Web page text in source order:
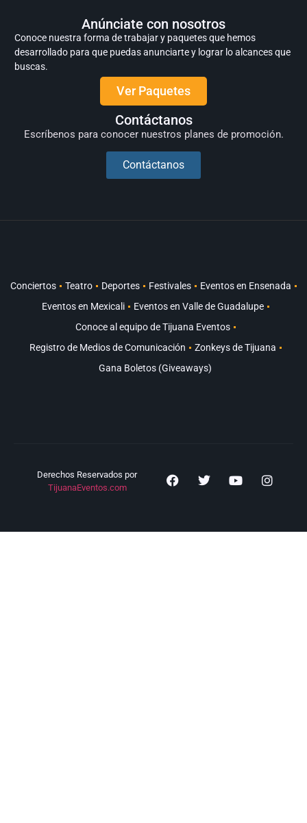
Anúnciate con nosotros
Conoce nuestra forma de trabajar y paquetes que hemos
desarrollado para que puedas anunciarte y lograr lo alcances que
buscas.
Ver Paquetes
Contáctanos
Escríbenos para conocer nuestros planes de promoción.
Contáctanos
Conciertos Teatro Deportes Festivales
Eventos en Ensenada
Eventos en Mexicali
Eventos en Valle de Guadalupe
Conoce al equipo de Tijuana Eventos
Registro de Medios de Comunicación
Zonkeys de Tijuana
Gana Boletos (Giveaways)
Derechos Reservados por
TijuanaEventos.com